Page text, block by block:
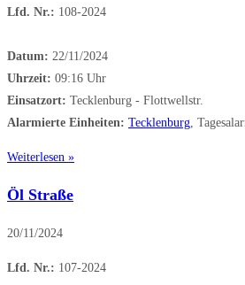
Lfd. Nr.: 108-2024
Datum: 22/11/2024
Uhrzeit: 09:16 Uhr
Einsatzort: Tecklenburg - Flottwellstr.
Alarmierte Einheiten: Tecklenburg,
Weiterlesen »
Öl Straße
20/11/2024
Lfd. Nr.: 107-2024